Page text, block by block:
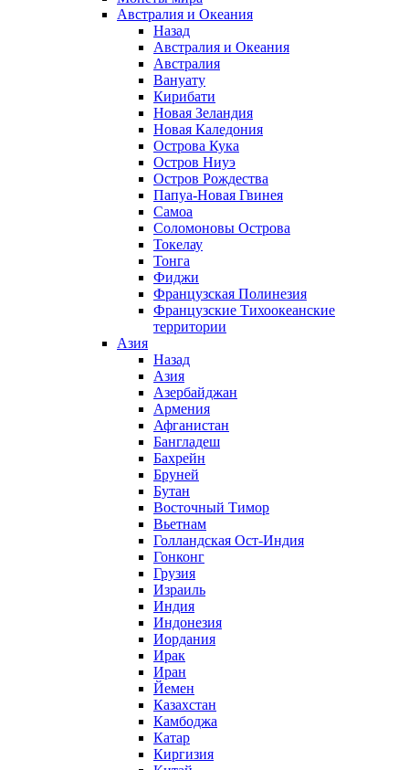
Австралия и Океания
Назад
Австралия и Океания
Австралия
Вануату
Кирибати
Новая Зеландия
Новая Каледония
Острова Кука
Остров Ниуэ
Остров Рождества
Папуа-Новая Гвинея
Самоа
Соломоновы Острова
Токелау
Тонга
Фиджи
Французская Полинезия
Французские Тихоокеанские
территории
Азия
Назад
Азия
Азербайджан
Армения
Афганистан
Бангладеш
Бахрейн
Бруней
Бутан
Восточный Тимор
Вьетнам
Голландская Ост-Индия
Гонконг
Грузия
Израиль
Индия
Индонезия
Иордания
Ирак
Иран
Йемен
Казахстан
Камбоджа
Катар
Киргизия